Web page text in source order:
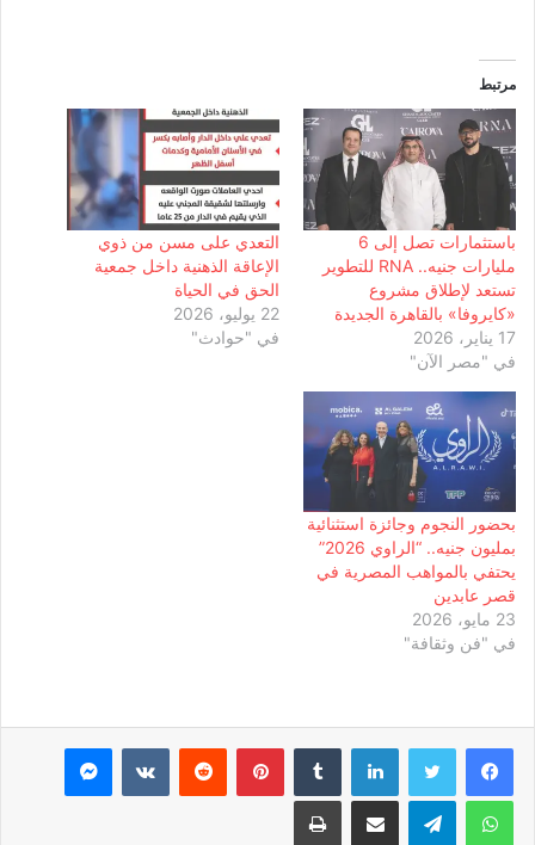
مرتبط
باستثمارات تصل إلى 6
مليارات جنيه.. RNA للتطوير
تستعد لإطلاق مشروع
«كايروفا» بالقاهرة الجديدة
17 يناير، 2026
في "مصر الآن"
التعدي على مسن من ذوي
الإعاقة الذهنية داخل جمعية
الحق في الحياة
22 يوليو، 2026
في "حوادث"
بحضور النجوم وجائزة استثنائية
بمليون جنيه.. “الراوي 2026”
يحتفي بالمواهب المصرية في
قصر عابدين
23 مايو، 2026
في "فن وثقافة"
لينكدإن بينتيريست ماسنجر
واتساب تيلقرام مشاركة عبر البريد طباعة